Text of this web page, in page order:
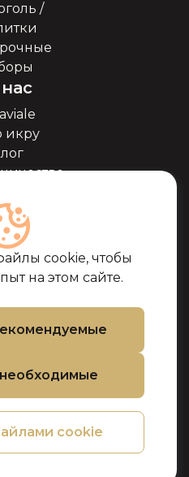
cookie, чтобы
на этом сайте.
cookie
/
икру
cookie
товара и